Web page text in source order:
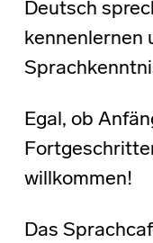
Deutsch
kennenlernen
Egal, ob
willkommen!
Das